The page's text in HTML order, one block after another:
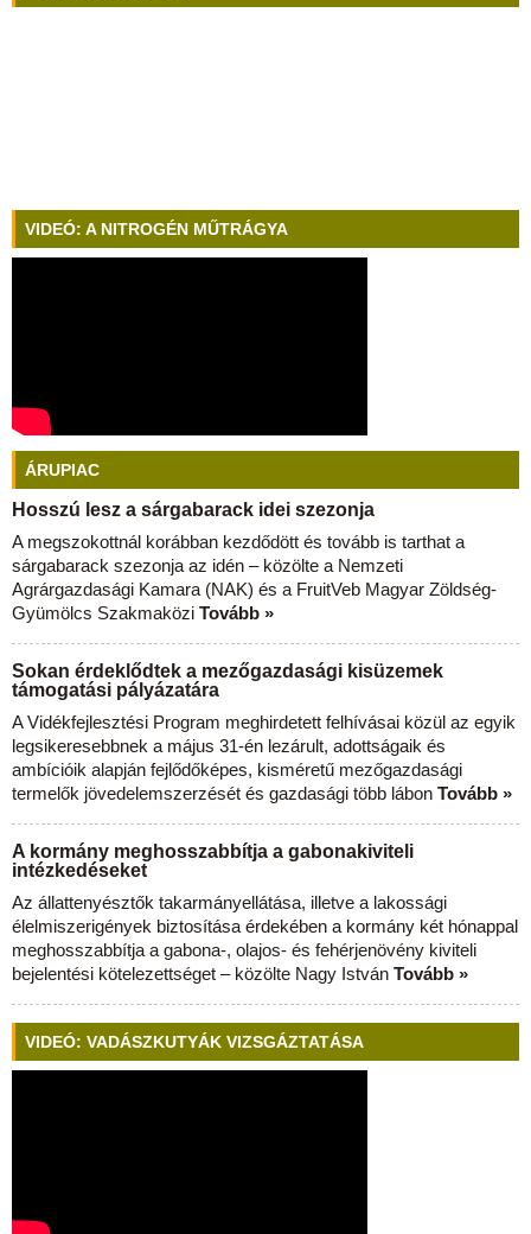
VIDEÓ: A NITROGÉN MŰTRÁGYA
ÁRUPIAC
Hosszú lesz a sárgabarack idei szezonja
A megszokottnál korábban kezdődött és tovább is tarthat a
sárgabarack szezonja az idén – közölte a Nemzeti
Agrárgazdasági Kamara (NAK) és a FruitVeb Magyar Zöldség-
Gyümölcs Szakmaközi Tovább »
Sokan érdeklődtek a mezőgazdasági kisüzemek
támogatási pályázatára
A Vidékfejlesztési Program meghirdetett felhívásai közül az egyik
legsikeresebbnek a május 31-én lezárult, adottságaik és
ambícióik alapján fejlődőképes, kisméretű mezőgazdasági
termelők jövedelemszerzését és gazdasági több lábon Tovább »
A kormány meghosszabbítja a gabonakiviteli
intézkedéseket
Az állattenyésztők takarmányellátása, illetve a lakossági
élelmiszerigények biztosítása érdekében a kormány két hónappal
meghosszabbítja a gabona-, olajos- és fehérjenövény kiviteli
bejelentési kötelezettséget – közölte Nagy István Tovább »
VIDEÓ: VADÁSZKUTYÁK VIZSGÁZTATÁSA